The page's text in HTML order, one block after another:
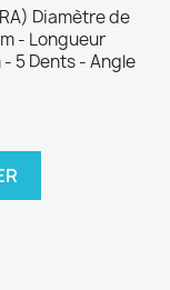
Diamètre de
- Longueur
5 Dents - Angle